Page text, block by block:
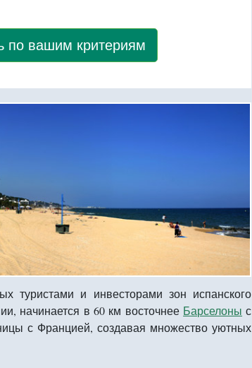
по вашим критериям
туристами и инвесторами зон испанского
начинается в 60 км восточнее Барселоны с
с Францией, создавая множество уютных